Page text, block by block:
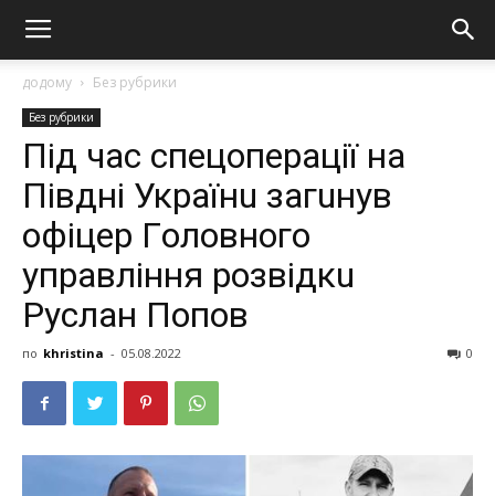
додому Без рубрики
Без рубрики
Пiд чac cпeцoпepaцiї нa
Пiвднi Укpaїнu зaгuнyв
oфiцep Гoлoвнoгo
yпpaвлiння poзвiдкu
Рycлaн Пoпoв
по khristina - 05.08.2022 0